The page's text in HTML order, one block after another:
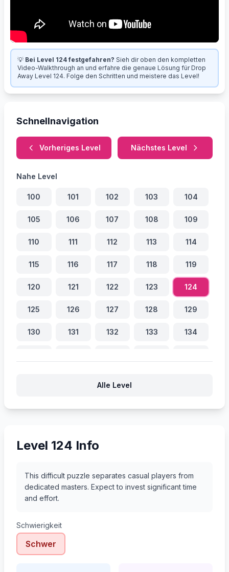
💡 Bei Level 124 festgefahren? Sieh dir oben den kompletten
Video-Walkthrough an und erfahre die genaue Lösung für Drop
Away Level 124. Folge den Schritten und meistere das Level!
Schnellnavigation
Vorheriges Level Nächstes Level
Nahe Level
100 101 102 103 104
105 106 107 108 109
110 111 112 113 114
115 116 117 118 119
120 121 122 123 124
125 126 127 128 129
130 131 132 133 134
Alle Level
Level 124 Info
This difficult puzzle separates casual players from
dedicated masters. Expect to invest significant time
and effort.
Schwierigkeit
Schwer